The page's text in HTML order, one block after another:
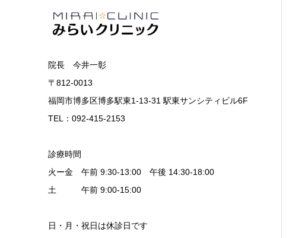
院長 今井一彰
〒812-0013
福岡市博多区博多駅東1-13-31 駅東サンシティビル6F
TEL：092-415-2153
診療時間
火ー金 午前 9:30-13:00 午後 14:30-18:00
土 午前 9:00-15:00
日・月・祝日は休診日です